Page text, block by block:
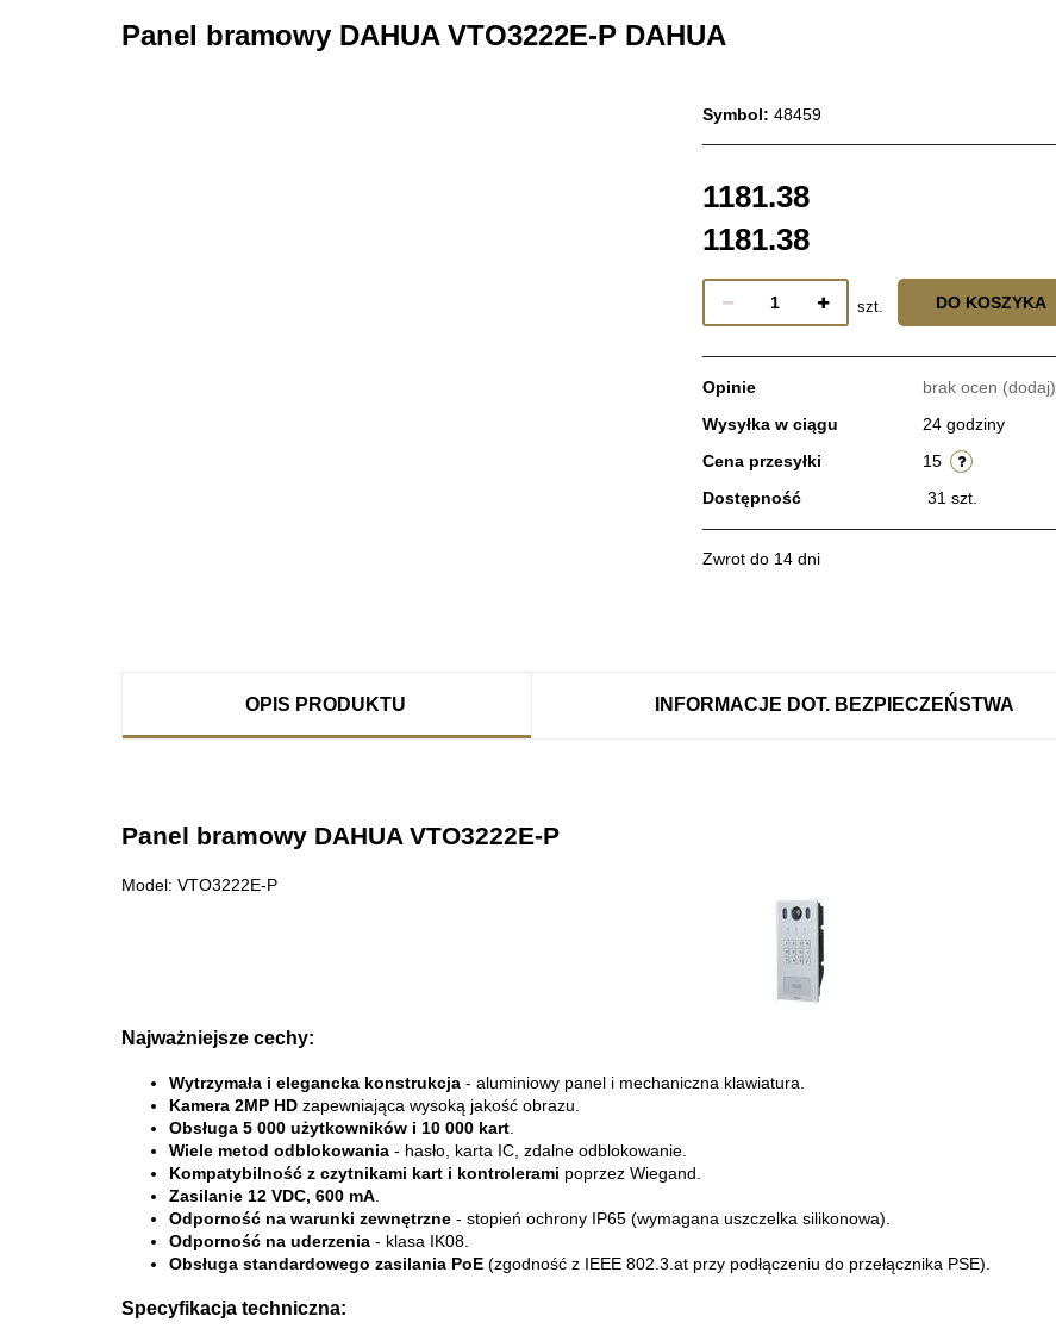
Panel bramowy DAHUA VTO3222E-P DAHUA
Symbol: 48459
1181.38
1181.38
szt. DO KOSZYKA
Opinie brak ocen (dodaj)
Wysyłka w ciągu
24 godziny
Cena przesyłki
15
Dostępność
31 szt.
Zwrot do 14 dni
OPIS PRODUKTU INFORMACJE DOT. BEZPIECZEŃSTWA
Panel bramowy DAHUA VTO3222E-P
Model: VTO3222E-P
Najważniejsze cechy:
Wytrzymała i elegancka konstrukcja - aluminiowy panel i mechaniczna klawiatura.
Kamera 2MP HD zapewniająca wysoką jakość obrazu.
Obsługa 5 000 użytkowników i 10 000 kart
Wiele metod odblokowania - hasło, karta IC, zdalne odblokowanie.
Kompatybilność z czytnikami kart i kontrolerami poprzez Wiegand.
Zasilanie 12 VDC, 600 mA
Odporność na warunki zewnętrzne - stopień ochrony IP65 (wymagana uszczelka silikonowa).
Odporność na uderzenia - klasa IK08.
Obsługa standardowego zasilania PoE (zgodność z IEEE 802.3.at przy podłączeniu do przełącznika PSE).
Specyfikacja techniczna: